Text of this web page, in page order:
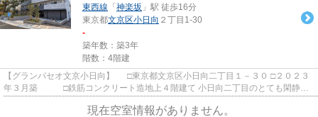
東西線 「 神楽坂 」駅 徒歩16分
東京都文京区小日向 ２丁目1-30
-
築年数：築3年
階数：4階建
【グランパセオ文京小日向】 □東京都文京区小日向二丁目１－３０ □２０２３
年３月築 □鉄筋コンクリート造地上４階建て 小日向二丁目のとても閑静な
現在空室情報がありません。